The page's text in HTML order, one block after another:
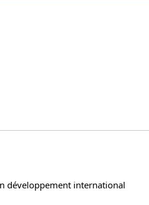
développement international